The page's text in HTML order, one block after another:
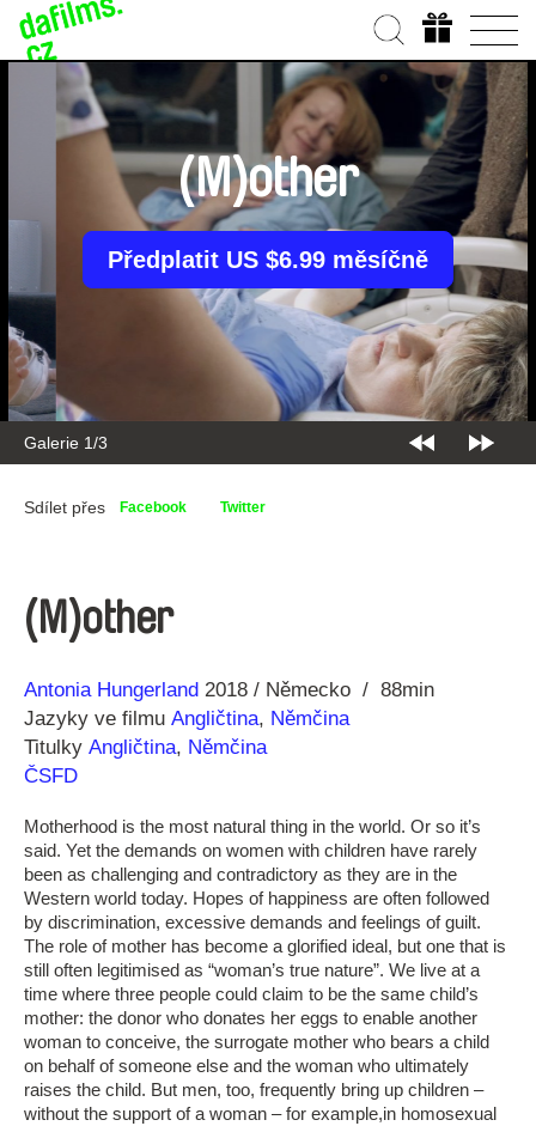
Galerie 2/3
(M)other
Předplatit US $6.99 měsíčně
Sdílet přes Facebook Twitter
(M)other
Režie
Antonia Hungerland
Rok 2018 Německo
88min
Jazyky ve filmu Angličtina, Němčina
Titulky Angličtina, Němčina
ČSFD
Motherhood is the most natural thing in the world. Or so it’s
said. Yet the demands on women with children have rarely
been as challenging and contradictory as they are in the
Western world today. Hopes of happiness are often followed
by discrimination, excessive demands and feelings of guilt.
The role of mother has become a glorified ideal, but one that is
still often legitimised as “woman’s true nature”. We live at a
time where three people could claim to be the same child’s
mother: the donor who donates her eggs to enable another
woman to conceive, the surrogate mother who bears a child
on behalf of someone else and the woman who ultimately
raises the child. But men, too, frequently bring up children –
without the support of a woman – for example,in homosexual